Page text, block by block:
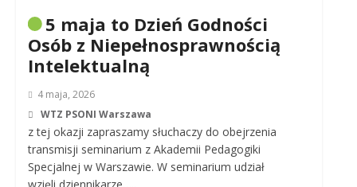
5 maja to Dzień Godności
Osób z Niepełnosprawnością
Intelektualną
4 maja, 2026
WTZ PSONI Warszawa
z tej okazji zapraszamy słuchaczy do obejrzenia
transmisji seminarium z Akademii Pedagogiki
Specjalnej w Warszawie. W seminarium udział